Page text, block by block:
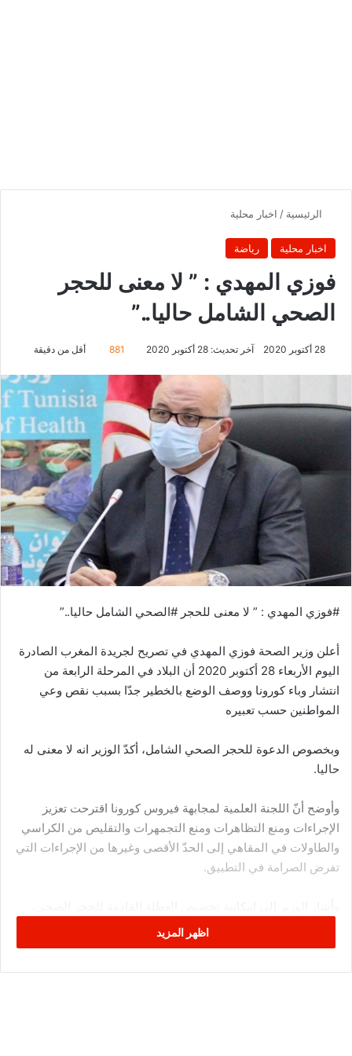
الرئيسية / اخبار محلية
اخبار محلية رياضة
فوزي المهدي : ” لا معنى للحجر
الصحي الشامل حاليا..”
28 أكتوبر 2020 آخر تحديث: 28 أكتوبر 2020 881 أقل من دقيقة
#فوزي المهدي : ” لا معنى للحجر #الصحي الشامل حاليا..”
أعلن وزير الصحة فوزي المهدي في تصريح لجريدة المغرب الصادرة
اليوم الأربعاء 28 أكتوبر 2020 أن البلاد في المرحلة الرابعة من
انتشار وباء كورونا ووصف الوضع بالخطير جدّا بسبب نقص وعي
المواطنين حسب تعبيره
وبخصوص الدعوة للحجر الصحي الشامل، أكدّ الوزير انه لا معنى له
حاليا.
وأوضح أنّ اللجنة العلمية لمجابهة فيروس كورونا اقترحت تعزيز
الإجراءات ومنع التظاهرات ومنع التجمهرات والتقليص من الكراسي
والطاولات في المقاهي إلى الحدّ الأقصى وغيرها من الإجراءات التي
تفرض الصرامة في التطبيق.
مضيفا أن هذا الاقتراح سيتم عرضه على الحكومة والنظر فيه خلال
مجلس وزاري.
اظهر المزيد